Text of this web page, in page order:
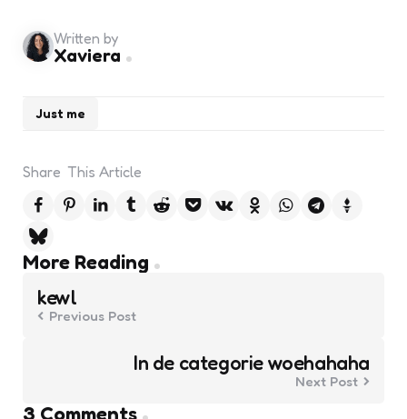
Just me
Written by
Xaviera
Share This Article
More Reading
Post
navigation
kewl
Previous Post
In de categorie woehahaha
Next Post
3 Comments